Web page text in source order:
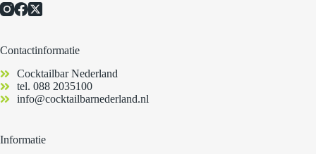
Contactinformatie
Cocktailbar Nederland
tel. 088 2035100
info@cocktailbarnederland.nl
Informatie